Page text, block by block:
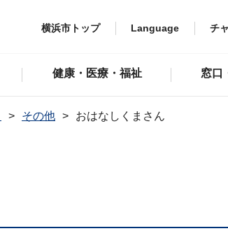
横浜市トップ Language チ
健康・医療・福祉 窓口
その他 おはなしくまさん